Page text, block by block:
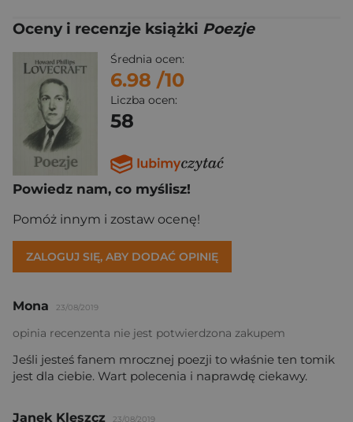
Oceny i recenzje książki Poezje
Średnia ocen:
6.98 /10
Liczba ocen:
58
Powiedz nam, co myślisz!
Pomóż innym i zostaw ocenę!
ZALOGUJ SIĘ, ABY DODAĆ OPINIĘ
Mona 23/08/2019
opinia recenzenta nie jest potwierdzona zakupem
Jeśli jesteś fanem mrocznej poezji to właśnie ten tomik
jest dla ciebie. Wart polecenia i naprawdę ciekawy.
Janek Kleszcz 23/08/2019